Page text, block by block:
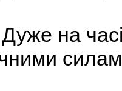
на часі